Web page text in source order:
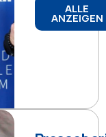
ALLE
ANZEIGEN